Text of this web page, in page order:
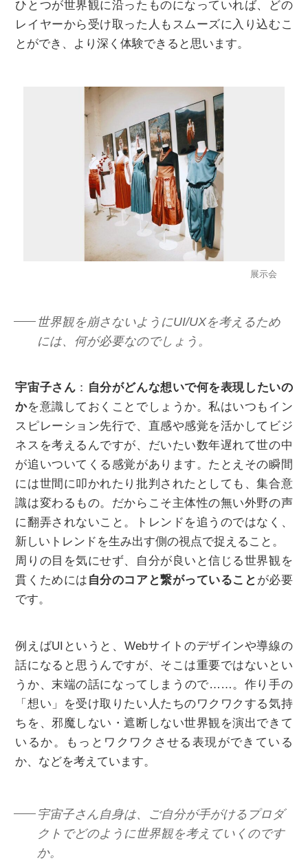
ひとつが世界観に沿ったものになっていれば、どの
レイヤーから受け取った人もスムーズに入り込むこ
とができ、より深く体験できると思います。
展示会
世界観を崩さないようにUI/UXを考えるため
には、何が必要なのでしょう。
宇宙子さん ： 自分がどんな想いで何を表現したいの
かを意識しておくことでしょうか。私はいつもイン
スピレーション先行で、直感や感覚を活かしてビジ
ネスを考えるんですが、だいたい数年遅れて世の中
が追いついてくる感覚があります。たとえその瞬間
には世間に叩かれたり批判されたとしても、集合意
識は変わるもの。だからこそ主体性の無い外野の声
に翻弄されないこと。トレンドを追うのではなく、
新しいトレンドを生み出す側の視点で捉えること。
周りの目を気にせず、自分が良いと信じる世界観を
貫くためには 自分のコアと繋がっていること が必要
です。
例えばUIというと、Webサイトのデザインや導線の
話になると思うんですが、そこは重要ではないとい
うか、末端の話になってしまうので……。作り手の
「想い」を受け取りたい人たちのワクワクする気持
ちを、邪魔しない・遮断しない世界観を演出できて
いるか。もっとワクワクさせる表現ができている
か、などを考えています。
宇宙子さん自身は、ご自分が手がけるプロダ
クトでどのように世界観を考えていくのです
か。